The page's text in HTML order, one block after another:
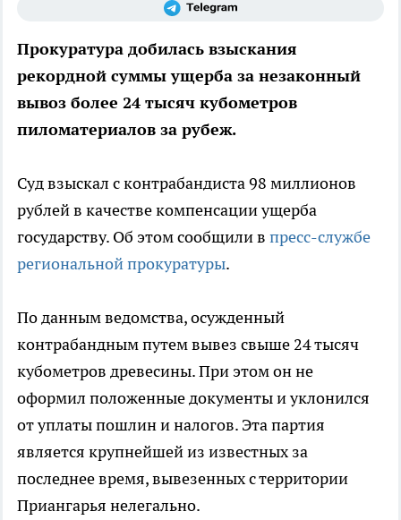
Прокуратура добилась взыскания
рекордной суммы ущерба за незаконный
вывоз более 24 тысяч кубометров
пиломатериалов за рубеж.
Суд взыскал с контрабандиста 98 миллионов
рублей в качестве компенсации ущерба
государству. Об этом сообщили в пресс-службе
региональной прокуратуры.
По данным ведомства, осужденный
контрабандным путем вывез свыше 24 тысяч
кубометров древесины. При этом он не
оформил положенные документы и уклонился
от уплаты пошлин и налогов. Эта партия
является крупнейшей из известных за
последнее время, вывезенных с территории
Приангарья нелегально.